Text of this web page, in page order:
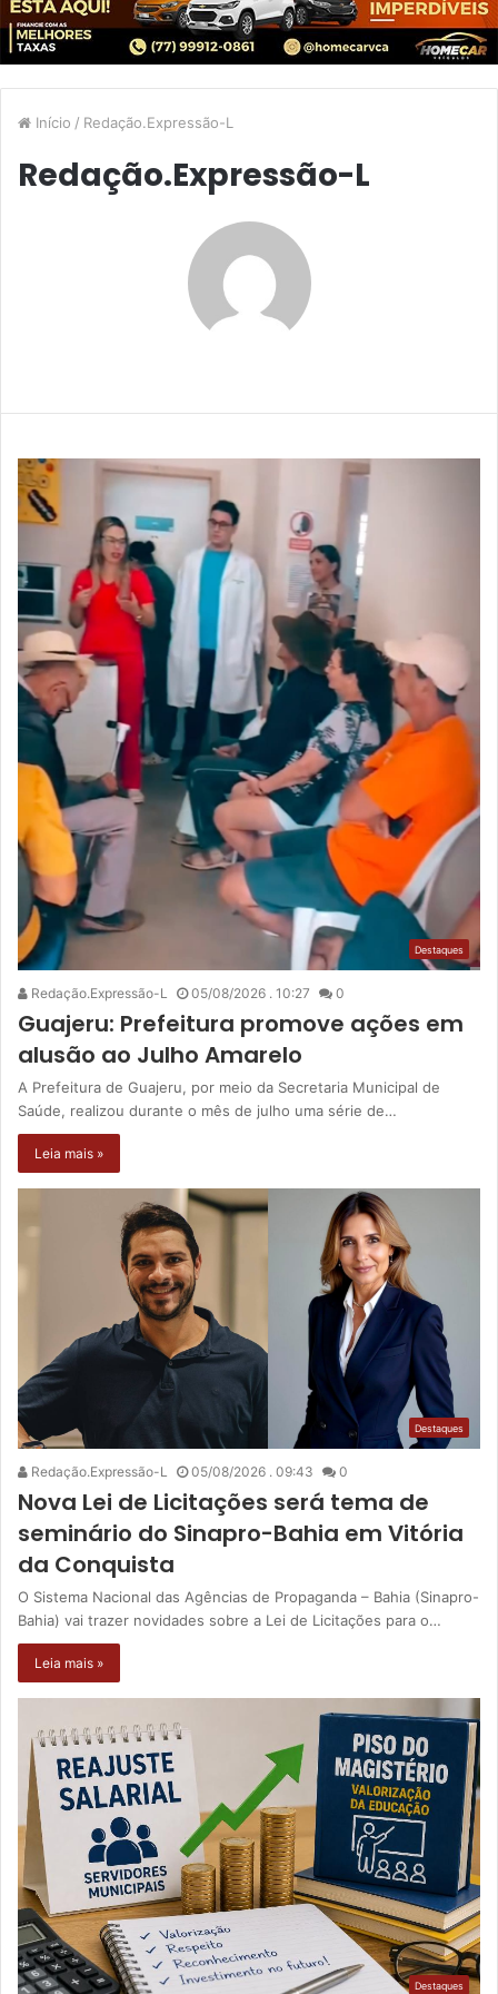
Início / Redação.Expressão-L
Redação.Expressão-L
Destaques
Redação.Expressão-L 05/08/2026 . 10:27 0
Guajeru: Prefeitura promove ações em
alusão ao Julho Amarelo
A Prefeitura de Guajeru, por meio da Secretaria Municipal de
Saúde, realizou durante o mês de julho uma série de…
Leia mais »
Destaques
Redação.Expressão-L 05/08/2026 . 09:43 0
Nova Lei de Licitações será tema de
seminário do Sinapro-Bahia em Vitória
da Conquista
O Sistema Nacional das Agências de Propaganda – Bahia (Sinapro-
Bahia) vai trazer novidades sobre a Lei de Licitações para o…
Leia mais »
Destaques